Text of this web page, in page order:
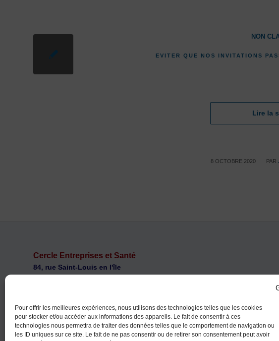
Pour offrir les meilleures expériences, nous utilisons des technologies telles que les cookies
pour stocker et/ou accéder aux informations des appareils. Le fait de consentir à ces
technologies nous permettra de traiter des données telles que le comportement de navigation ou
les ID uniques sur ce site. Le fait de ne pas consentir ou de retirer son consentement peut avoir
NON
EVITER QUE NOS INVITATIONS
Lire la
8 OCTOBRE 2020
/ PAR
Cercle Entreprises et Santé
84, rue Saint-Louis en l'île